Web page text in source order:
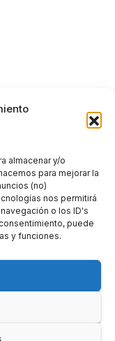
almacenar y/o
para mejorar la
(no)
nos permitirá
o los ID's
puede
y funciones.